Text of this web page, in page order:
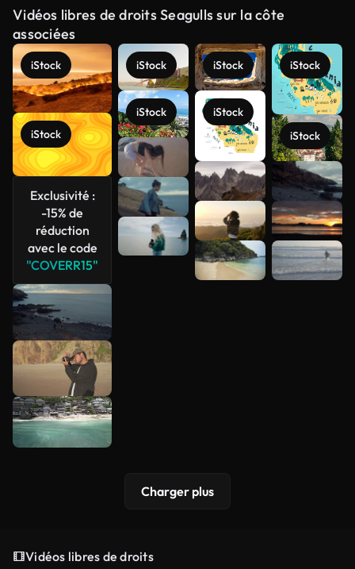
Vidéos libres de droits Seagulls sur la côte
associées
iStock
iStock
Exclusivité :
-15% de
réduction
avec le code
"COVERR15"
iStock
iStock
iStock
iStock
iStock
iStock
Voir plus
Charger plus
Vidéos libres de droits